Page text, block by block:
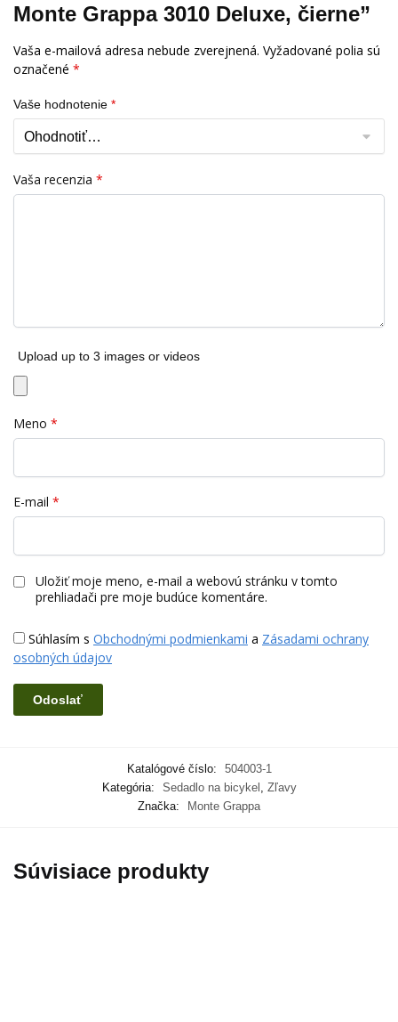
Monte Grappa 3010 Deluxe, čierne”
Vaša e-mailová adresa nebude zverejnená. Vyžadované polia sú
označené *
Vaše hodnotenie *
Vaša recenzia *
Upload up to 3 images or videos
Meno *
E-mail *
Uložiť moje meno, e-mail a webovú stránku v tomto
prehliadači pre moje budúce komentáre.
Súhlasím s Obchodnými podmienkami a Zásadami ochrany
osobných údajov
Katalógové číslo:
504003-1
Kategória:
Sedadlo na bicykel , Zľavy
Značka:
Monte Grappa
Súvisiace produkty